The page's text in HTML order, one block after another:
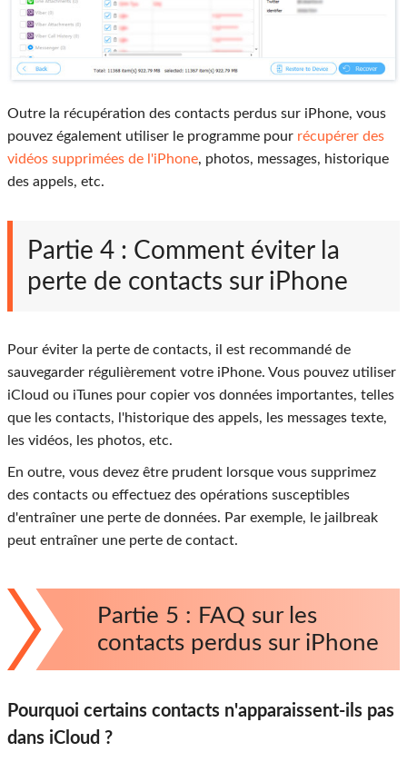
Outre la récupération des contacts perdus sur iPhone, vous
pouvez également utiliser le programme pour récupérer des
vidéos supprimées de l'iPhone, photos, messages, historique
des appels, etc.
Partie 4 : Comment éviter la
perte de contacts sur iPhone
Pour éviter la perte de contacts, il est recommandé de
sauvegarder régulièrement votre iPhone. Vous pouvez utiliser
iCloud ou iTunes pour copier vos données importantes, telles
que les contacts, l'historique des appels, les messages texte,
les vidéos, les photos, etc.
En outre, vous devez être prudent lorsque vous supprimez
des contacts ou effectuez des opérations susceptibles
d'entraîner une perte de données. Par exemple, le jailbreak
peut entraîner une perte de contact.
Partie 5 : FAQ sur les
contacts perdus sur iPhone
Pourquoi certains contacts n'apparaissent-ils pas
dans iCloud ?